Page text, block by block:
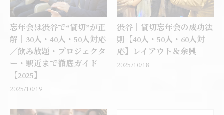
忘年会は渋谷で“貸切”が正
解｜30人・40人・50人対応
／飲み放題・プロジェクタ
ー・駅近まで徹底ガイド
【2025】
2025/10/19
渋谷｜貸切忘年会の成功法
則【40人・50人・60人対
応】レイアウト＆余興
2025/10/18